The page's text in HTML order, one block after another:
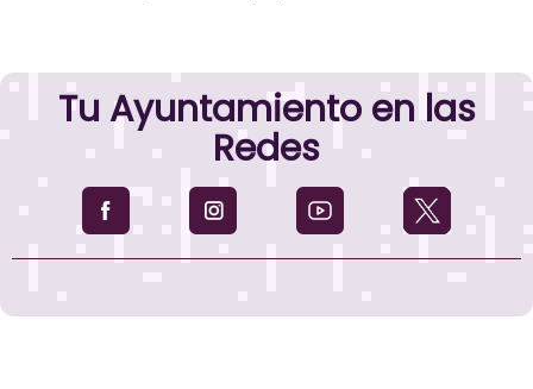
Tu Ayuntamiento en las
Redes